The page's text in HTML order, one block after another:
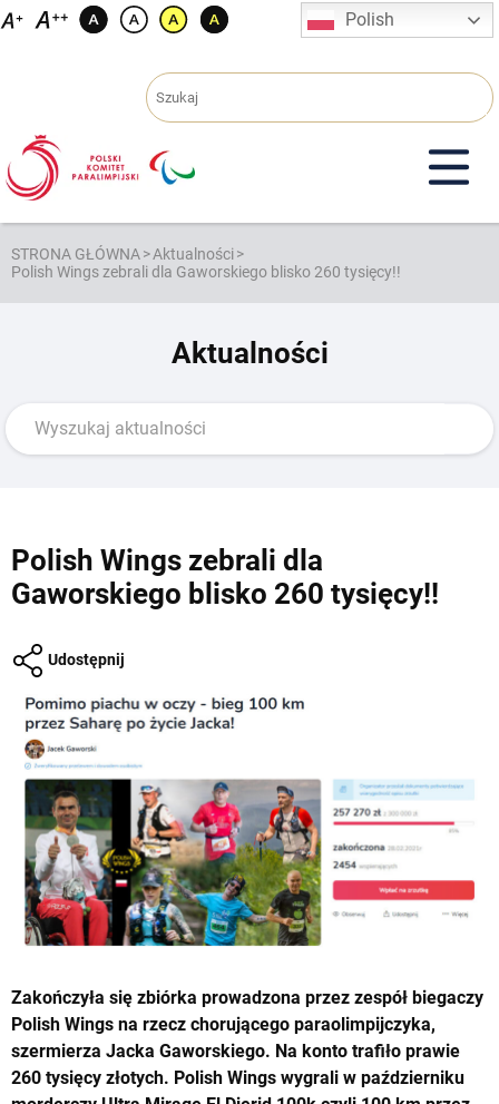
Przejdź
Polish
STRONA GŁÓWNA>Aktualności>
Polish Wings zebrali dla Gaworskiego blisko 260 tysięcy!!
Aktualności
Polish Wings zebrali dla
Gaworskiego blisko 260 tysięcy!!
Udostępnij
Zakończyła się zbiórka prowadzona przez zespół biegaczy
Polish Wings na rzecz chorującego paraolimpijczyka,
szermierza Jacka Gaworskiego. Na konto trafiło prawie
260 tysięcy złotych. Polish Wings wygrali w październiku